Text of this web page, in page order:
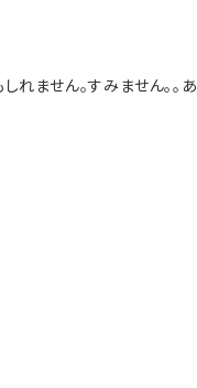
ません。すみません。。あ